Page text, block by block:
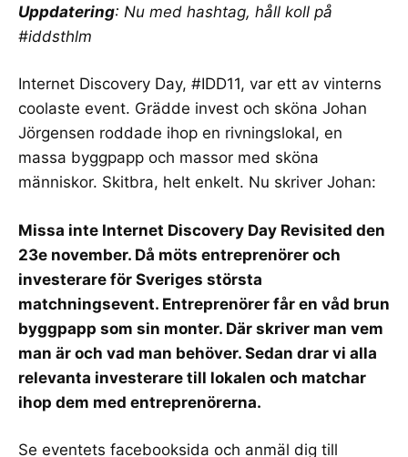
Uppdatering: Nu med hashtag, håll koll på
#iddsthlm
Internet Discovery Day, #IDD11, var ett av vinterns
coolaste event. Grädde invest och sköna Johan
Jörgensen roddade ihop en rivningslokal, en
massa byggpapp och massor med sköna
människor. Skitbra, helt enkelt. Nu skriver Johan:
Missa inte Internet Discovery Day Revisited den
23e november. Då möts entreprenörer och
investerare för Sveriges största
matchningsevent. Entreprenörer får en våd brun
byggpapp som sin monter. Där skriver man vem
man är och vad man behöver. Sedan drar vi alla
relevanta investerare till lokalen och matchar
ihop dem med entreprenörerna.
Se eventets facebooksida och anmäl dig till